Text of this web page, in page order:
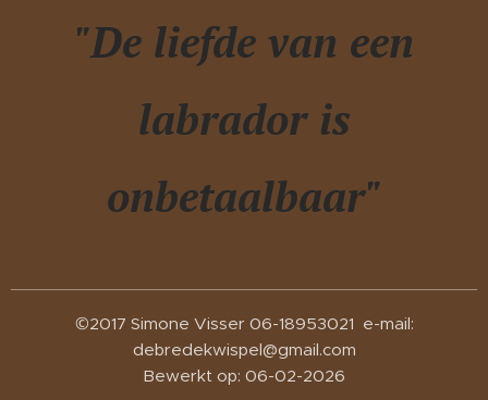
"De liefde van een
labrador is
onbetaalbaar"
©2017 Simone Visser 06-18953021 e-mail:
debredekwispel@gmail.com
Bewerkt op: 06-02-2026